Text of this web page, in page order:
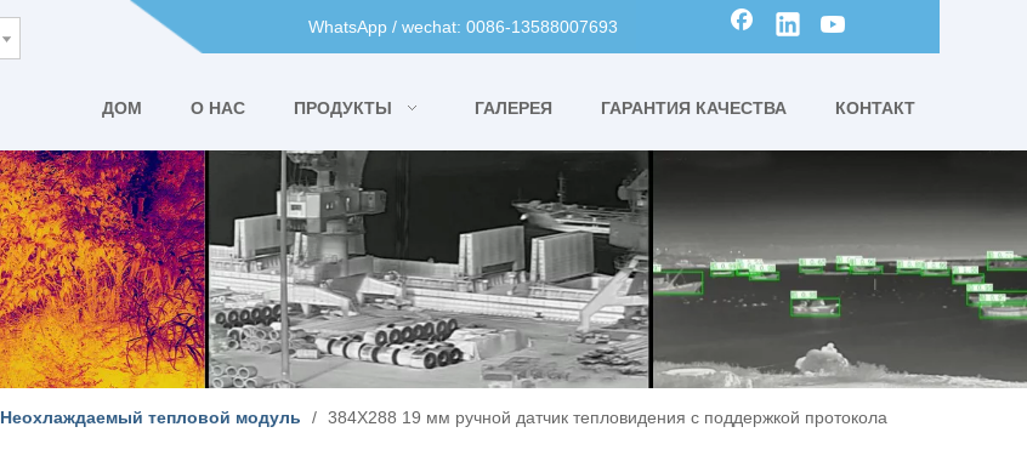
WhatsApp / wechat: 0086-13588007693
ДОМ О НАС ПРОДУКТЫ ГАЛЕРЕЯ ГАРАНТИЯ КАЧЕСТВА КОНТАКТ
Неохлаждаемый тепловой модуль / 384X288 19 мм ручной датчик тепловидения с поддержкой протокола